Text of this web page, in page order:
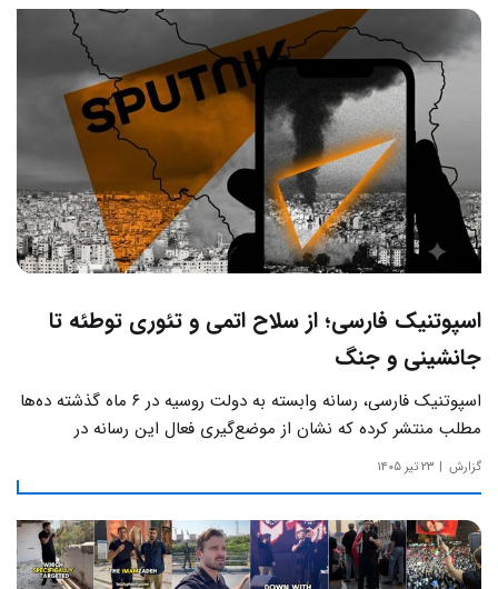
اسپوتنیک فارسی؛ از سلاح اتمی و تئوری توطئه تا
جانشینی و جنگ
اسپوتنیک فارسی، رسانه وابسته به دولت روسیه در ۶ ماه گذشته ده‌ها
مطلب منتشر کرده که نشان از موضع‌گیری فعال این رسانه‌ در
حساس‌ترین مسائل چالش‌های داخلی ایران دارد.
گزارش ۲۳ تیر ۱۴۰۵